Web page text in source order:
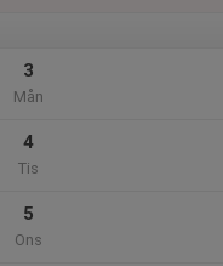
3
Mån
4
Tis
5
Ons